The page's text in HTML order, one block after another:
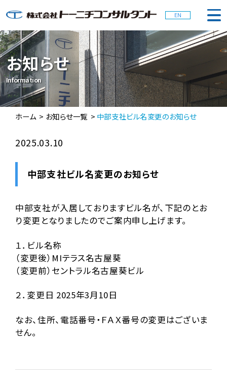
EN
会社概要
事業内容
お知らせ
お知らせ
Information
ホーム お知らせ一覧 中部支社ビル名変更のお知らせ
2025.03.10
中部支社ビル名変更のお知らせ
中部支社が入居しておりますビル名が、下記のとお
り変更となりましたのでご案内申し上げます。
１．ビル名称
（変更後）MIテラス名古屋葵
（変更前）セントラル名古屋葵ビル
２．変更日 2025年3月10日
なお、住所、電話番号・ＦＡＸ番号の変更はございま
せん。